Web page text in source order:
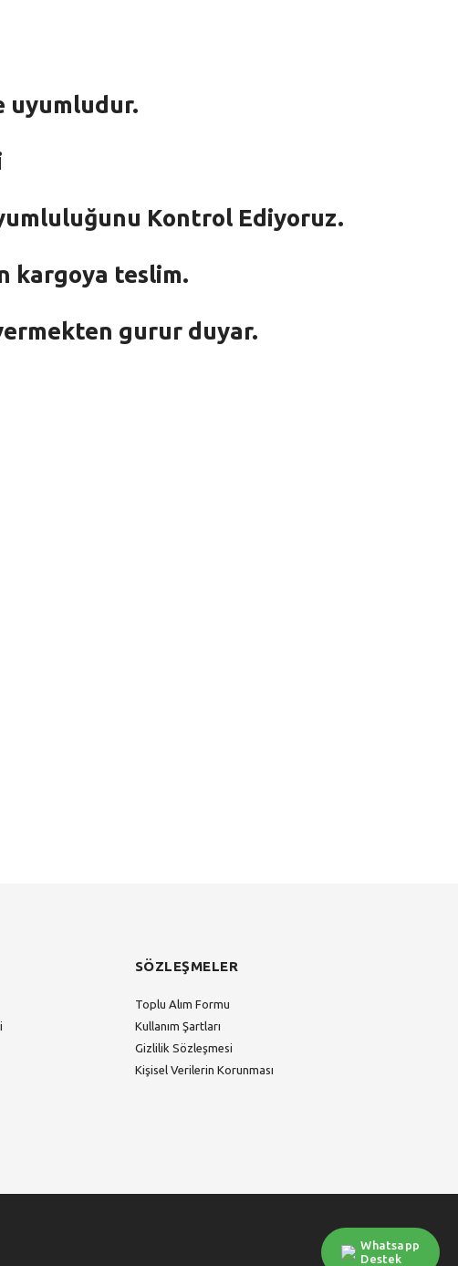
uyumludur.
Kontrol Ediyoruz.
kargoya teslim.
gurur duyar.
SÖZLEŞMELER
Toplu Alım Formu
Kullanım Şartları
Gizlilik Sözleşmesi
Kişisel Verilerin Korunması
Whatsapp
Destek